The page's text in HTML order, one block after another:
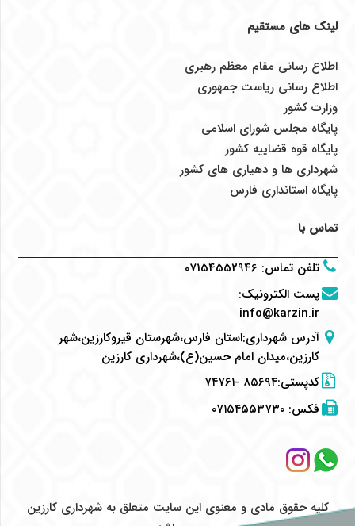
لینک های مستقیم
اطلاع رسانی مقام معظم رهبری
اطلاع رسانی ریاست جمهوری
وزارت کشور
پایگاه مجلس شورای اسلامی
پایگاه قوه قضاییه کشور
شهرداری ها و دهیاری های کشور
پایگاه استانداری فارس
تماس با
تلفن تماس:
07154552946
پست الکترونیک:
info@karzin.ir
آدرس شهرداری:استان فارس،شهرستان قیروکارزین،شهر
کارزین،میدان امام حسین(ع)،شهرداری کارزین
کدپستی:۸۵۶۹۴ -۷۴۷۶۱
فکس:۰۷۱۵۴۵۵۳۷۳۰
کلیه حقوق مادی و معنوی این سایت متعلق به شهرداری کارزین